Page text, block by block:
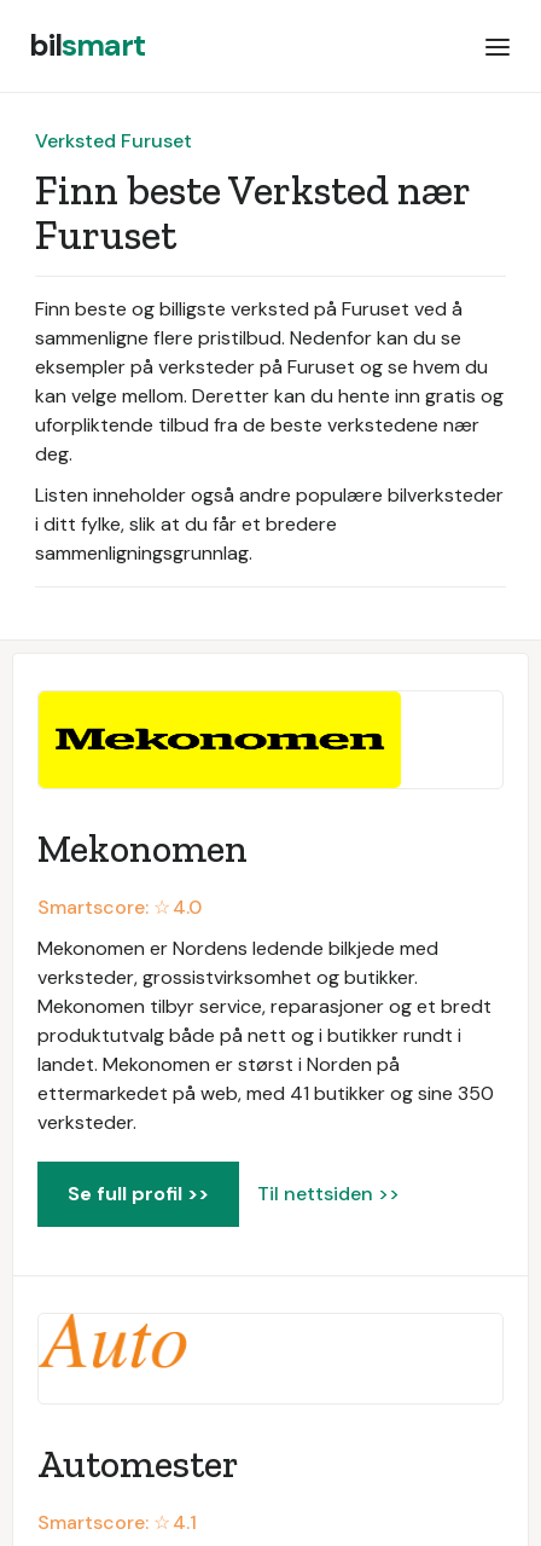
bilsmart
Verksted Furuset
Finn beste Verksted nær
Furuset
Finn beste og billigste verksted på Furuset ved å
sammenligne flere pristilbud. Nedenfor kan du se
eksempler på verksteder på Furuset og se hvem du
kan velge mellom. Deretter kan du hente inn gratis og
uforpliktende tilbud fra de beste verkstedene nær
deg.
Listen inneholder også andre populære bilverksteder
i ditt fylke, slik at du får et bredere
sammenligningsgrunnlag.
Mekonomen
Smartscore: ☆4.0
Mekonomen er Nordens ledende bilkjede med
verksteder, grossistvirksomhet og butikker.
Mekonomen tilbyr service, reparasjoner og et bredt
produktutvalg både på nett og i butikker rundt i
landet. Mekonomen er størst i Norden på
ettermarkedet på web, med 41 butikker og sine 350
verksteder.
Se full profil >> Til nettsiden >>
Automester
Smartscore: ☆4.1